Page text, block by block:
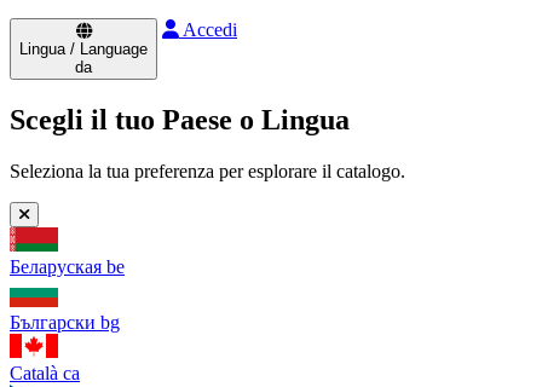
Lingua / Language
da
Accedi
Scegli il tuo Paese o Lingua
Seleziona la tua preferenza per esplorare il catalogo.
Беларуская be
Български bg
Català ca